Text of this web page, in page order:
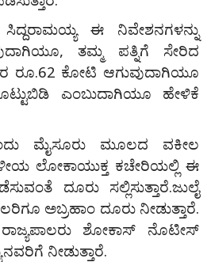
ಈ ನಿವೇಶನಗಳನ್ನು
ತಮ್ಮ ಪತ್ನಿಗೆ ಸೇರಿದ
ಕೋಟಿ ಆಗುವುದಾಗಿಯೂ
ಎಂಬುದಾಗಿಯೂ ಹೇಳಿಕೆ
ಮೈಸೂರು ಮೂಲದ ವಕೀಲ
ಲೋಕಾಯುಕ್ತ ಕಚೇರಿಯಲ್ಲಿ ಈ
ದೂರು ಸಲ್ಲಿಸುತ್ತಾರೆ.ಜುಲೈ
ಅಬ್ರಹಾಂ ದೂರು ನೀಡುತ್ತಾರೆ.
ಶೋಕಾಸ್ ನೊಟೀಸ್
ನೀಡುತ್ತಾರೆ.